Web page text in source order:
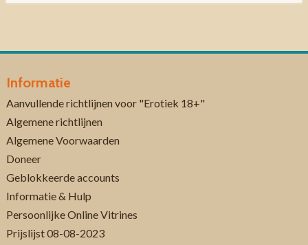
Informatie
Aanvullende richtlijnen voor "Erotiek 18+"
Algemene richtlijnen
Algemene Voorwaarden
Doneer
Geblokkeerde accounts
Informatie & Hulp
Persoonlijke Online Vitrines
Prijslijst 08-08-2023